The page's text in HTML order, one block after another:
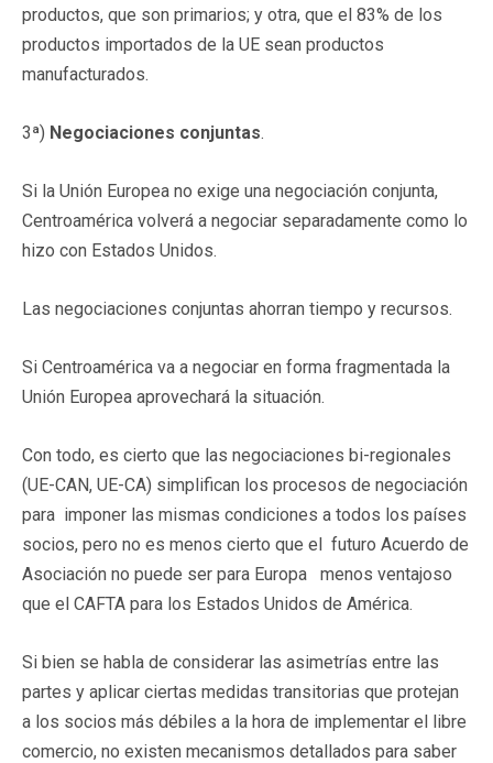
productos, que son primarios; y otra, que el 83% de los
productos importados de la UE sean productos
manufacturados.
3ª) Negociaciones conjuntas.
Si la Unión Europea no exige una negociación conjunta,
Centroamérica volverá a negociar separadamente como lo
hizo con Estados Unidos.
Las negociaciones conjuntas ahorran tiempo y recursos.
Si Centroamérica va a negociar en forma fragmentada la
Unión Europea aprovechará la situación.
Con todo, es cierto que las negociaciones bi-regionales
(UE-CAN, UE-CA) simplifican los procesos de negociación
para imponer las mismas condiciones a todos los países
socios, pero no es menos cierto que el futuro Acuerdo de
Asociación no puede ser para Europa menos ventajoso
que el CAFTA para los Estados Unidos de América.
Si bien se habla de considerar las asimetrías entre las
partes y aplicar ciertas medidas transitorias que protejan
a los socios más débiles a la hora de implementar el libre
comercio, no existen mecanismos detallados para saber